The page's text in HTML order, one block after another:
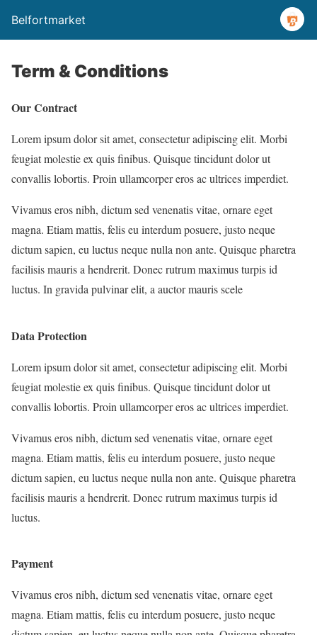
Belfortmarket
Term & Conditions
Our Contract
Lorem ipsum dolor sit amet, consectetur adipiscing elit. Morbi
feugiat molestie ex quis finibus. Quisque tincidunt dolor ut
convallis lobortis. Proin ullamcorper eros ac ultrices imperdiet.
Vivamus eros nibh, dictum sed venenatis vitae, ornare eget
magna. Etiam mattis, felis eu interdum posuere, justo neque
dictum sapien, eu luctus neque nulla non ante. Quisque pharetra
facilisis mauris a hendrerit. Donec rutrum maximus turpis id
luctus. In gravida pulvinar elit, a auctor mauris scele
Data Protection
Lorem ipsum dolor sit amet, consectetur adipiscing elit. Morbi
feugiat molestie ex quis finibus. Quisque tincidunt dolor ut
convallis lobortis. Proin ullamcorper eros ac ultrices imperdiet.
Vivamus eros nibh, dictum sed venenatis vitae, ornare eget
magna. Etiam mattis, felis eu interdum posuere, justo neque
dictum sapien, eu luctus neque nulla non ante. Quisque pharetra
facilisis mauris a hendrerit. Donec rutrum maximus turpis id
luctus.
Payment
Vivamus eros nibh, dictum sed venenatis vitae, ornare eget
magna. Etiam mattis, felis eu interdum posuere, justo neque